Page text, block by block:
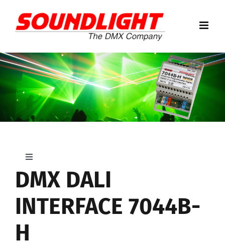
Inhalt
springen
Toggle
Navigation
7044B-H
7048B-H
DMX DALI
INTERFACE 7044B-
H